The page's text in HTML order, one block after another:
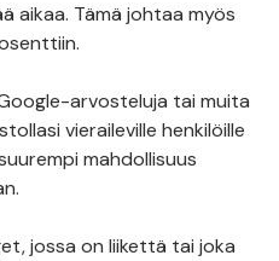
aikaa. Tämä johtaa myös
arvosteluja tai muita
vieraileville henkilöille
mahdollisuus
jossa on liikettä tai joka